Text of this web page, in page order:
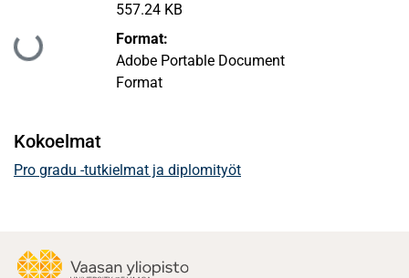
Ladataan...
557.24 KB
Format:
Adobe Portable Document
Format
Kokoelmat
Pro gradu -tutkielmat ja diplomityöt